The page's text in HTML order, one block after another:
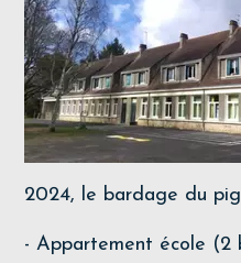
2024, le bardage du
- Appartement école (2